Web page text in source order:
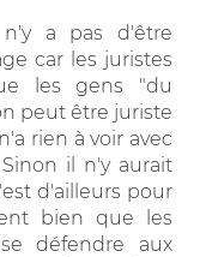
a pas d'être
car les juristes
les gens "du
peut être juriste
rien à voir avec
il n'y aurait
d'ailleurs pour
bien que les
défendre aux